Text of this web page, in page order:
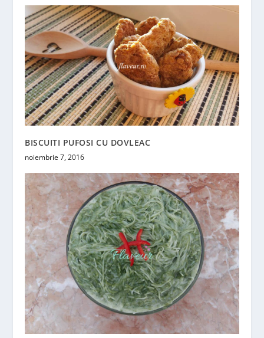
BISCUITI PUFOSI CU DOVLEAC
noiembrie 7, 2016